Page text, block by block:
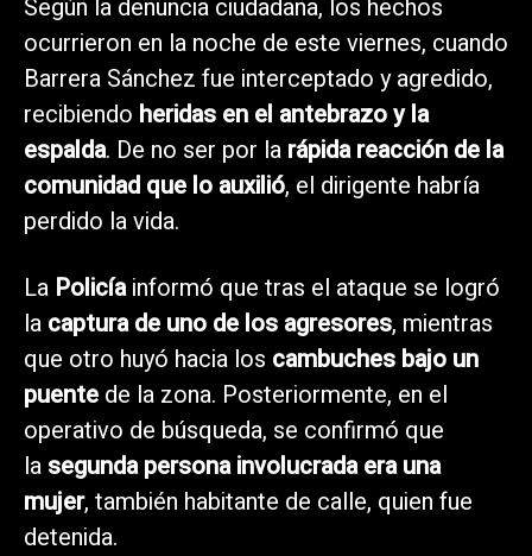
Según la denuncia ciudadana, los hechos
ocurrieron en la noche de este viernes, cuando
Barrera Sánchez fue interceptado y agredido,
recibiendo heridas en el antebrazo y la
espalda. De no ser por la rápida reacción de la
comunidad que lo auxilió, el dirigente habría
perdido la vida.
La Policíainformó que tras el ataque se logró
la captura de uno de los agresores, mientras
que otro huyó hacia los cambuches bajo un
puente de la zona. Posteriormente, en el
operativo de búsqueda, se confirmó que
la segunda persona involucrada era una
mujer, también habitante de calle, quien fue
detenida.